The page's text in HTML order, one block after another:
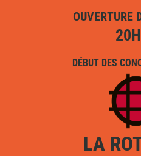
OUVERTURE
DÉBUT DES
LA